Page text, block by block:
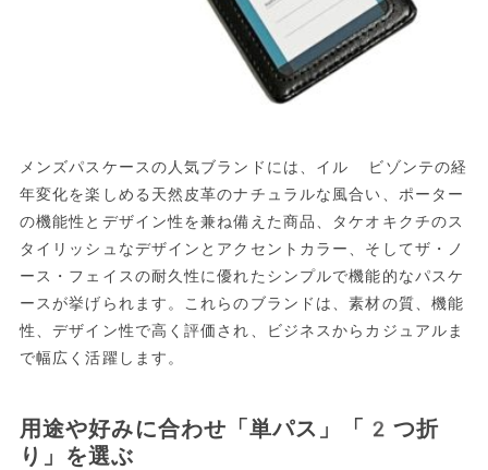
メンズパスケースの人気ブランドには、イル ビゾンテの経
年変化を楽しめる天然皮革のナチュラルな風合い、ポーター
の機能性とデザイン性を兼ね備えた商品、タケオキクチのス
タイリッシュなデザインとアクセントカラー、そしてザ・ノ
ース・フェイスの耐久性に優れたシンプルで機能的なパスケ
ースが挙げられます。これらのブランドは、素材の質、機能
性、デザイン性で高く評価され、ビジネスからカジュアルま
で幅広く活躍します。
用途や好みに合わせ「単パス」「2つ折
り」を選ぶ